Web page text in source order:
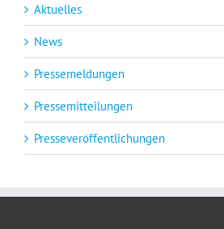
Aktuelles
News
Pressemeldungen
Pressemitteilungen
Presseveröffentlichungen